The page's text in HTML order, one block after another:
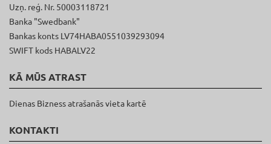
Uzņ. reģ. Nr. 50003118721
Banka "Swedbank"
Bankas konts LV74HABA0551039293094
SWIFT kods HABALV22
KĀ MŪS ATRAST
Dienas Bizness atrašanās vieta kartē
KONTAKTI